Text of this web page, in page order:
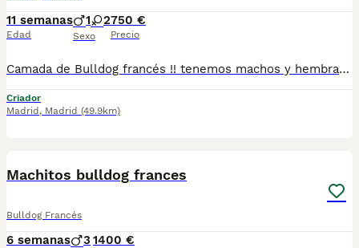
11 semanas
Edad
1 2
Sexo
750 €
Precio
Camada de Bulldog francés !! tenemos machos y hembras ,distintos colores Nuestros cachorros nacen y crecen en un ambiente familiar ,sin jaulas ,con un respeto y exclusiva cria,somos respetuosos con el tiempo de destete ,cada cachorro necesita su tiempo.. Destetamos con un pienso de alta calidad , Cachorros revisados ,desde el nacimiento ,hasta la entrega por un veterinario competente ,buscando siempre el bienestar de nuestros animales.. Sociabilizados y equilibrados tanto padres como cachorros Se entregan con todo el protocolo veterinario legal,y garantías por escrito completas.. Tenemos servicio de entrega personalizado a cualquier punto de España,directo.. El precio puede cambiar tanto en sexo como en características del cachorro. Dejanos tú teléfono y te mandamos toda la información fotos y vídeos ..
Criador
Madrid , Madrid (49.9km)
Machitos bulldog frances
Bulldog Francés
6 semanas 3 1400 €